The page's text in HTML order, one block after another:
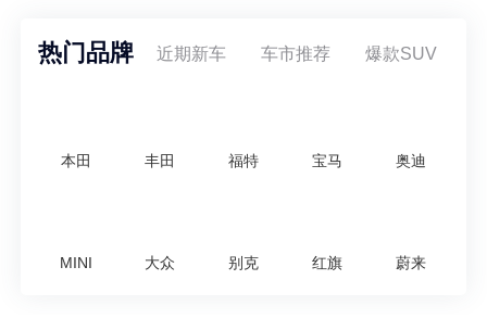
热门品牌 近期新车 车市推荐 爆款SUV
本田 丰田 福特 宝马 奥迪
MINI 大众 别克 红旗 蔚来